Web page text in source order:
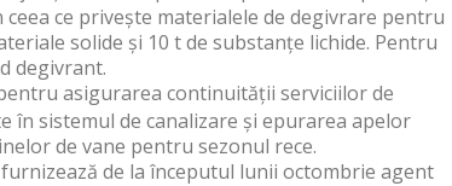
ce privește materialele de degivrare pentru
solide și 10 t de substanțe lichide. Pentru
degivrant.
asigurarea continuității serviciilor de
în sistemul de canalizare și epurarea apelor
de vane pentru sezonul rece.
de la începutul lunii octombrie agent